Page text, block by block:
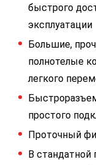
быстрого
эксплуатации
Большие,
полнотелые
легкого
простого
Проточный
В стандатной